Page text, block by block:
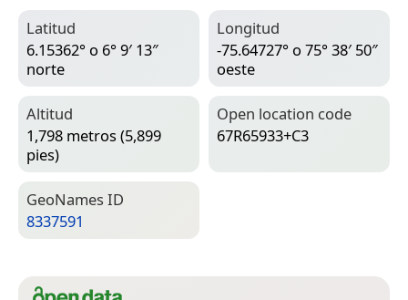
Latitud
6.15362° o 6° 9′ 13″
norte
Longitud
-75.64727° o 75° 38′ 50″
oeste
Altitud
1,798 metros (5,899
pies)
Open location code
67R65933+C3
Geo­Names ID
8337591